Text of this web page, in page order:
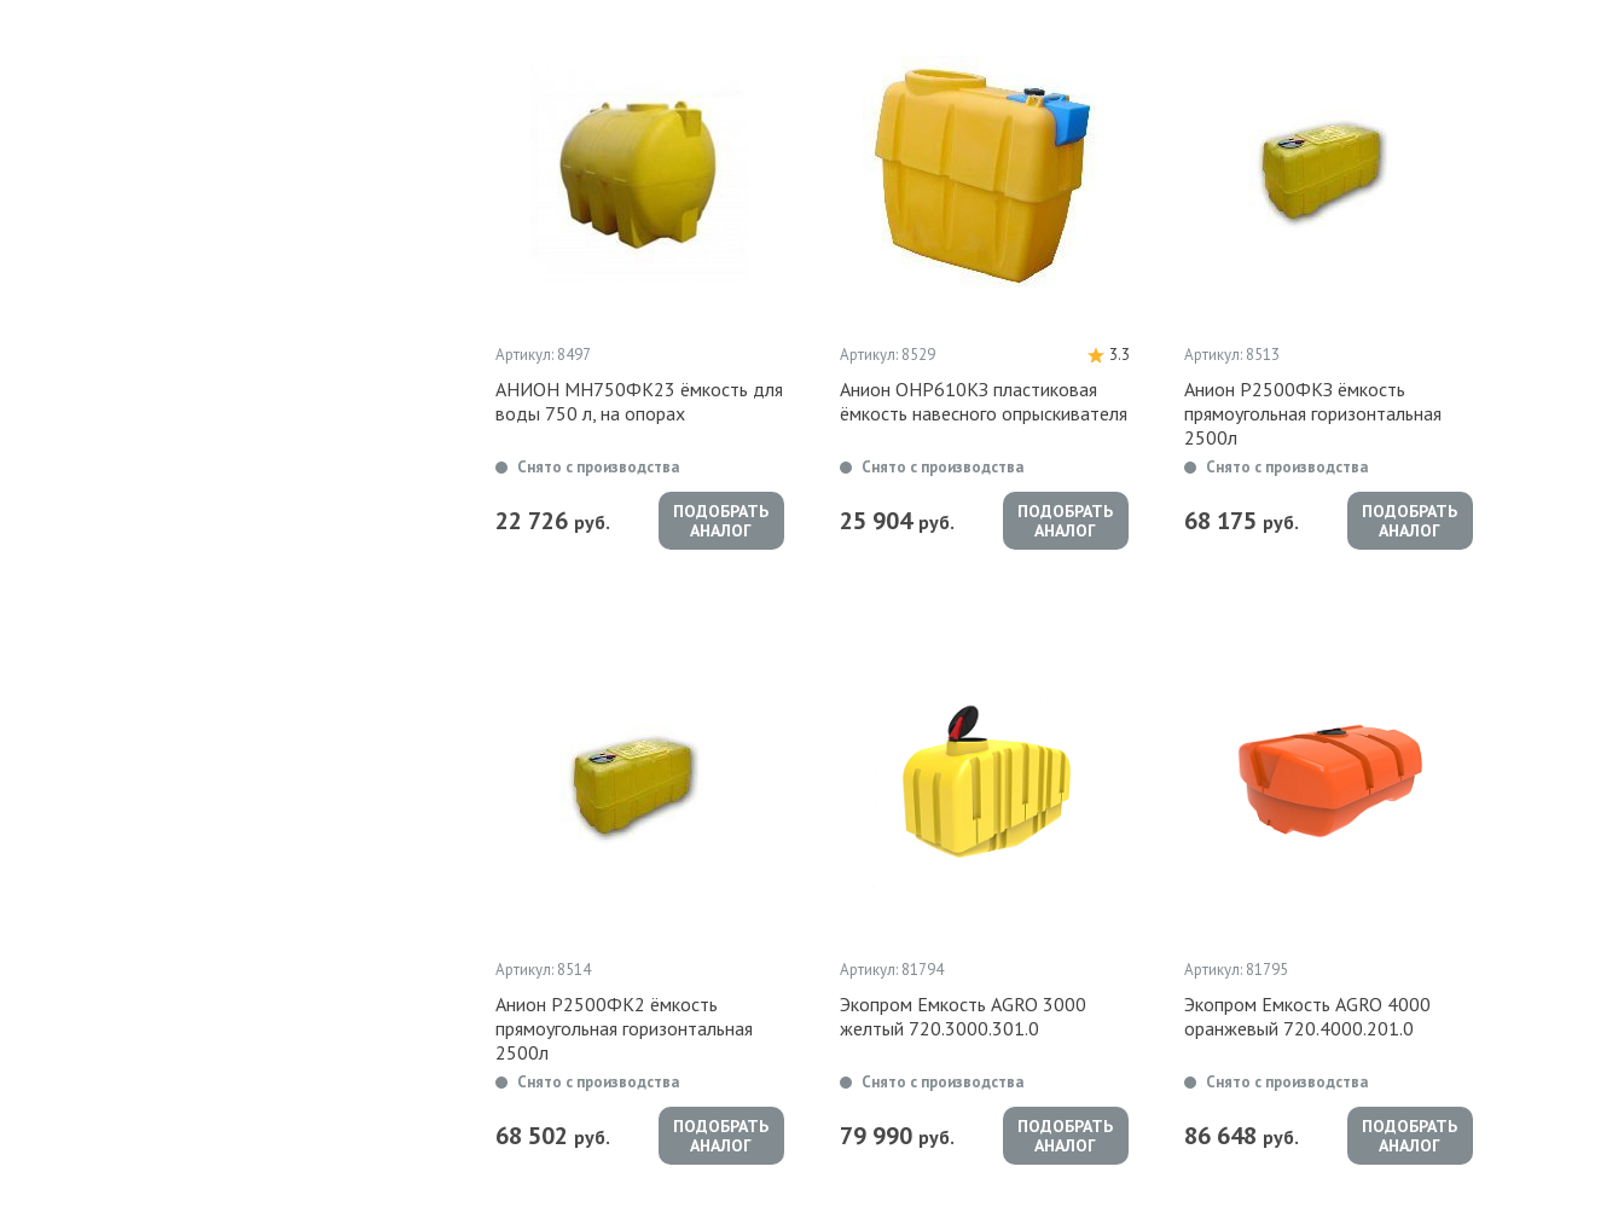
Артикул: 8497
АНИОН МН750ФК23 ёмкость для
воды 750 л, на опорах
Снято с производства
22 726 руб.
ПОДОБРАТЬ
АНАЛОГ
Артикул: 8529 3.3
Анион ОНР610КЗ пластиковая
ёмкость навесного опрыскивателя
Снято с производства
25 904 руб.
ПОДОБРАТЬ
АНАЛОГ
Артикул: 8513
Анион Р2500ФКЗ ёмкость
прямоугольная горизонтальная
2500л
Снято с производства
68 175 руб.
ПОДОБРАТЬ
АНАЛОГ
Артикул: 8514
Анион Р2500ФК2 ёмкость
прямоугольная горизонтальная
2500л
Снято с производства
68 502 руб.
ПОДОБРАТЬ
АНАЛОГ
Артикул: 81794
Экопром Емкость AGRO 3000
желтый 720.3000.301.0
Снято с производства
79 990 руб.
ПОДОБРАТЬ
АНАЛОГ
Артикул: 81795
Экопром Емкость AGRO 4000
оранжевый 720.4000.201.0
Снято с производства
86 648 руб.
ПОДОБРАТЬ
АНАЛОГ